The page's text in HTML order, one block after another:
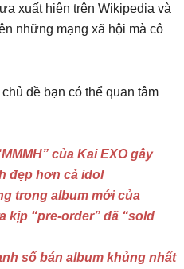
xuất hiện trên Wikipedia và
những mạng xã hội mà cô
đề bạn có thể quan tâm
của Kai EXO gây
đẹp hơn cả idol
trong album mới của
kịp “pre-order” đã “sold
số bán album khủng nhất